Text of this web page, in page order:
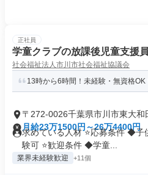
正社員
学童クラブの放課後児童支援員
社会福祉法人市川市社会福祉協議会
13時から6時間！未経験・無資格
〒272-0026千葉県市川市東大和
月給23万1500円～26万4400円
求めている人材 ⭐応募条件 ◆
験可 ⭐歓迎条件 ◆学童...
業界未経験歓迎 +11個